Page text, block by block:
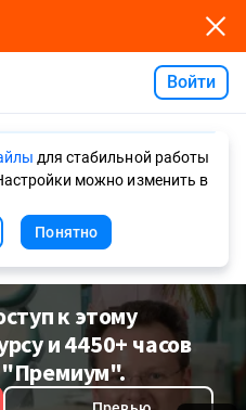
Войти
для стабильной работы
можно изменить в
Понятно
к этому
и 4450+ часов
"Премиум".